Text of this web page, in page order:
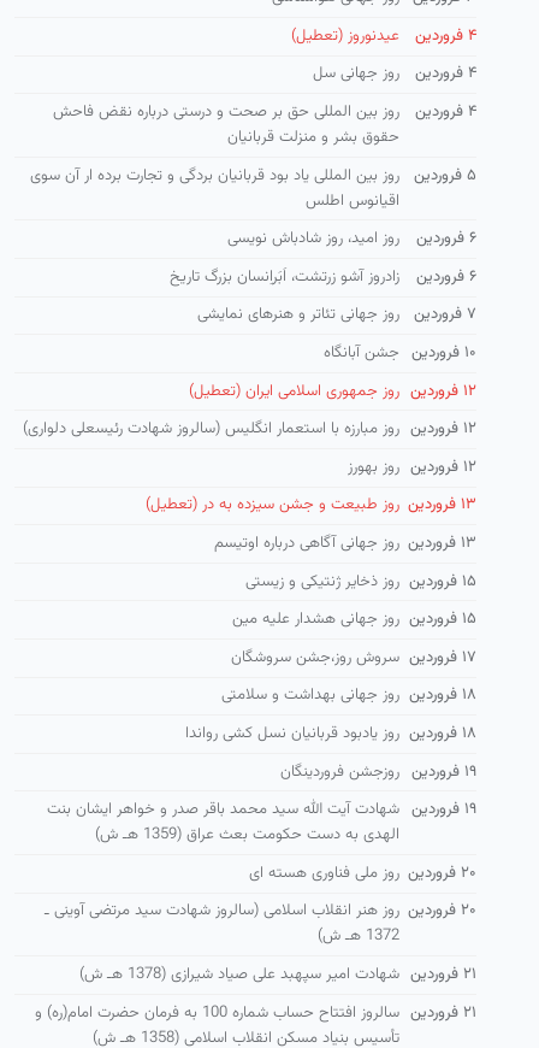
۴ فروردین
عیدنوروز (تعطیل)
۴ فروردین
روز جهانی سل
۴ فروردین
روز بین المللی حق بر صحت و درستی درباره نقض فاحش
حقوق بشر و منزلت قربانیان
۵ فروردین
روز بین المللی یاد بود قربانیان بردگی و تجارت برده ار آن سوی
اقیانوس اطلس
۶ فروردین
روز امید، روز شادباش نویسی
۶ فروردین
زادروز آشو زرتشت، اَبَراِنسان بزرگ تاریخ
۷ فروردین
روز جهانی تئاتر و هنرهای نمایشی
۱۰ فروردین
جشن آبانگاه
۱۲ فروردین
روز جمهوری اسلامی ایران (تعطیل)
۱۲ فروردین
روز مبارزه با استعمار انگلیس (سالروز شهادت رئیسعلی دلواری)
۱۲ فروردین
روز بهورز
۱۳ فروردین
روز طبیعت و جشن سیزده به در (تعطیل)
۱۳ فروردین
روز جهانی آگاهی درباره اوتیسم
۱۵ فروردین
روز ذخایر ژنتیكی و زیستی
۱۵ فروردین
روز جهانی هشدار علیه مین
۱۷ فروردین
سروش روز،جشن سروشگان
۱۸ فروردین
روز جهانی بهداشت و سلامتی
۱۸ فروردین
روز یادبود قربانیان نسل کشی رواندا
۱۹ فروردین
روزجشن فروردینگان
۱۹ فروردین
شهادت آیت الله سید محمد باقر صدر و خواهر ایشان بنت
الهدی به دست حكومت بعث عراق (1359 هـ ش)
۲۰ فروردین
روز ملی فناوری هسته ای
۲۰ فروردین
روز هنر انقلاب اسلامی (سالروز شهادت سید مرتضی آوینی ـ
1372 هـ ش)
۲۱ فروردین
شهادت امیر سپهبد علی صیاد شیرازی (1378 هـ ش)
۲۱ فروردین
سالروز افتتاح حساب شماره 100 به فرمان حضرت امام(ره) و
تأسیس بنیاد مسكن انقلاب اسلامی (1358 هـ ش)